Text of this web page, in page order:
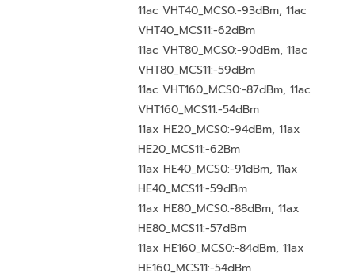
11ac VHT40_MCS0:-93dBm, 11ac
VHT40_MCS11:-62dBm
11ac VHT80_MCS0:-90dBm, 11ac
VHT80_MCS11:-59dBm
11ac VHT160_MCS0:-87dBm, 11ac
VHT160_MCS11:-54dBm
11ax HE20_MCS0:-94dBm, 11ax
HE20_MCS11:-62Bm
11ax HE40_MCS0:-91dBm, 11ax
HE40_MCS11:-59dBm
11ax HE80_MCS0:-88dBm, 11ax
HE80_MCS11:-57dBm
11ax HE160_MCS0:-84dBm, 11ax
HE160_MCS11:-54dBm